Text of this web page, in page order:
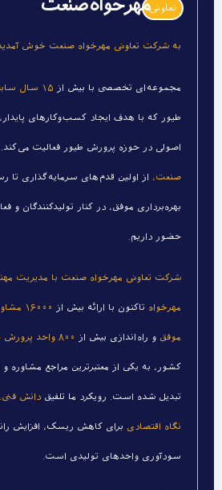
تعاونیمهرخواه صنعت
به شرکت تعاونی مهرخواه صنعت خوش
مجموعه‌ای تخصصی با بیش از ۱۵ سال سابقه
طیور که با هدف ایجاد کسب‌وکارهای
اصولی در حوزه پرورش طیور فعالیت می‌کند.
صنعت، از اولین قدم‌های سرمایه‌گذاری تا
بهره‌برداری موفق، در کنار تولیدکنندگان و
حضور داریم.
شرکت تعاونی مهرخواه صنعت با مدیریت
مهرخواه تاکنون با ارائه بیش از
موفق و راه‌اندازی بیش از ۸۰۰ واحد پرورش طیور
کشور، به یکی از معتبرترین مراجع مشاوره و
تبدیل شده است. رویکرد ما تلفیق دانش
نگاه اقتصادی برای کاهش ریسک، افزایش
سودآوری واحدهای تولیدی است.